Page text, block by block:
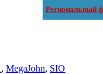
Региональный
,MegaJohn, SIO